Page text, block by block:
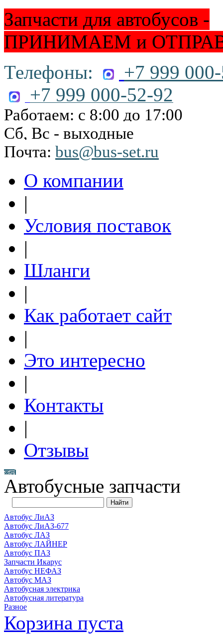
Запчасти для автобусов -
ПРИНИМАЕМ и
Телефоны:
+7 999
+7 999 000-52-92
Работаем: с 8:00 до 17:00
Сб, Вс - выходные
Почта: bus@bus-set.ru
О компании
|
Условия поставок
|
Шланги
|
Как работает сайт
|
Это интересно
|
Контакты
|
Отзывы
Автобусные запчасти
Автобус ЛиАЗ
Автобус ЛиАЗ-677
Автобус ЛАЗ
Автобус ЛАЙНЕР
Автобус ПАЗ
Запчасти Икарус
Автобус НЕФАЗ
Автобус МАЗ
Автобусная электрика
Автобусная литература
Разное
Корзина пуста